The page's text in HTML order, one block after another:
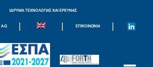
ΙΔΡΥΜΑ ΤΕΧΝΟΛΟΓΙΑΣ ΚΑΙ ΕΡΕΥΝΑΣ
Α-Ω | | ΕΠΙΚΟΙΝΩΝΊΑ |